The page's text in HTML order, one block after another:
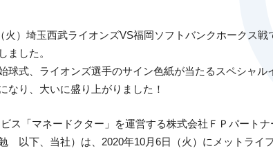
火）埼玉西武ライオンズVS福岡ソフトバンクホークス
ました。
球式、ライオンズ選手のサイン色紙が当たるスペシャル
なり、大いに盛り上がりました！
ス「マネードクター」を運営する株式会社ＦＰパート
以下、当社）は、2020年10月6日（火）にメットライ